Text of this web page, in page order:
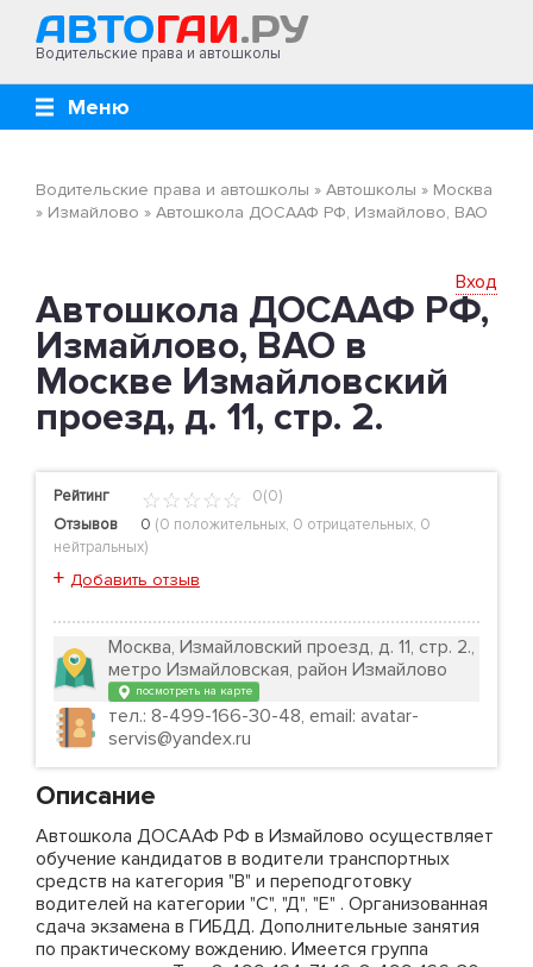
Водительские права и автошколы
Меню
Водительские права и автошколы » Автошколы » Москва
» Измайлово » Автошкола ДОСААФ РФ, Измайлово, ВАО
Вход
Автошкола ДОСААФ РФ,
Измайлово, ВАО в
Москве Измайловский
проезд, д. 11, стр. 2.
Рейтинг
0(0)
Отзывов
0 (0 положительных, 0 отрицательных, 0
нейтральных)
+ Добавить отзыв
Москва, Измайловский проезд, д. 11, стр. 2.,
метро Измайловская, район Измайлово
посмотреть на карте
тел.: 8-499-166-30-48, email: avatar-
servis@yandex.ru
Описание
Автошкола ДОСААФ РФ в Измайлово осуществляет
обучение кандидатов в водители транспортных
средств на категория "В" и переподготовку
водителей на категории "С", "Д", "Е" . Организованная
сдача экзамена в ГИБДД. Дополнительные занятия
по практическому вождению. Имеется группа